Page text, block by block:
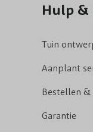
Hulp &
Tuin
Aanplant
Bestellen &
Garantie